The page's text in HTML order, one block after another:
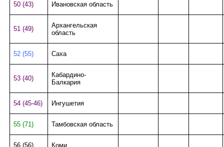
50 (43) Ивановская область
51 (49)
Архангельская
область
52 (55) Саха
53 (40)
Кабардино-
Балкария
54 (45-46) Ингушетия
55 (71) Тамбовская область
56 (56) Коми